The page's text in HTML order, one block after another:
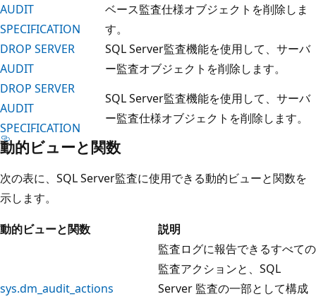
AUDIT
SPECIFICATION
ベース監査仕様オブジェクトを削除しま
す。
DROP SERVER
AUDIT
SQL Server監査機能を使用して、サーバ
ー監査オブジェクトを削除します。
DROP SERVER
AUDIT
SPECIFICATION
SQL Server監査機能を使用して、サーバ
ー監査仕様オブジェクトを削除します。
動的ビューと関数
次の表に、SQL Server監査に使用できる動的ビューと関数を
示します。
動的ビューと関数
説明
sys.dm_audit_actions
監査ログに報告できるすべての
監査アクションと、SQL
Server 監査の一部として構成